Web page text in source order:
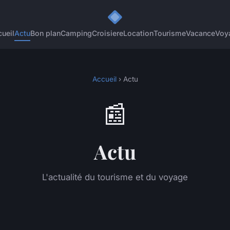
ActuBon planCampingCroisiereLocationTourismeVacance
Accueil› Actu
📰
Actu
L'actualité du tourisme et du voyage